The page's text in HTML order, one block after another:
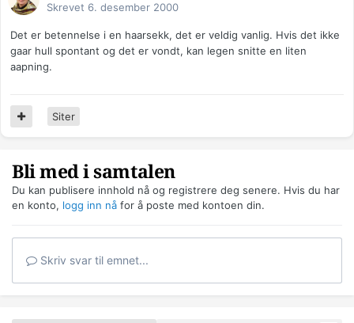
Skrevet 6. desember 2000
Det er betennelse i en haarsekk, det er veldig vanlig. Hvis det ikke
gaar hull spontant og det er vondt, kan legen snitte en liten
aapning.
Siter
Bli med i samtalen
Du kan publisere innhold nå og registrere deg senere. Hvis du har
en konto, logg inn nå for å poste med kontoen din.
Skriv svar til emnet...